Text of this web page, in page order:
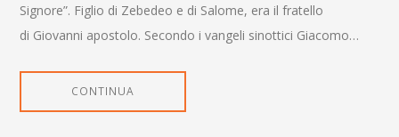
Signore”. Figlio di Zebedeo e di Salome, era il fratello
di Giovanni apostolo. Secondo i vangeli sinottici Giacomo…
CONTINUA